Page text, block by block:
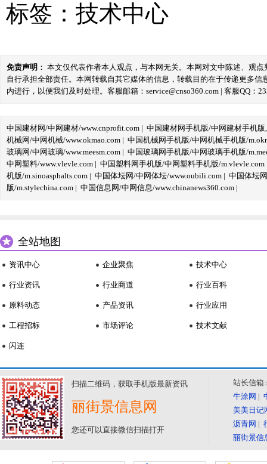
标签： 技术中心
免责声明 ： 本文仅代表作者本人观点，与本网无关。本网对文中陈述、观
自行承担全部责任。本网转载自其它媒体的信息，转载目的在于传递更多
内进行，以便我们及时处理。客服邮箱：service@cnso360.com | 客服QQ：
中国建材网/中网建材/www.cnprofit.com | 中国建材网手机版/中网建材手机版
机械网/中网机械/www.okmao.com | 中国机械网手机版/中网机械手机版/
玻璃网/中网玻璃/www.meesm.com | 中国玻璃网手机版/中网玻璃手机版/
中网塑料/www.vlevle.com | 中国塑料网手机版/中网塑料手机版/m.vlevle.com
机版/m.sinoasphalts.com | 中国体坛网/中网体坛/www.oubili.com | 中国体坛
版/m.stylechina.com | 中国信息网/中网信息/www.chinanews360.com |
全站地图
资讯中心
行业资讯
原料动态
工程招标
企业聚焦
行业商道
产品资讯
市场评论
技术中心
行业百科
行业应用
技术文献
闪连
扫描二维码，获取手机版最新资讯
丽街景信息网
您还可以直接微信扫描打开
站长信箱
牛涂网 |
美美日记
沥青网 |
丽街景信